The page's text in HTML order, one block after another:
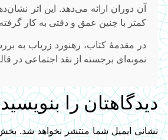
آن دوران ارائه می‌دهد. این اثر
کمتر با چنین عمق و دقتی به کار
در مقدمهٔ کتاب، رهنورد زریاب به
نمونه‌ای برجسته از نقد اجتماعی در
دیدگاهتان را بنویسید
نشانی ایمیل شما منتشر نخواهد شد.